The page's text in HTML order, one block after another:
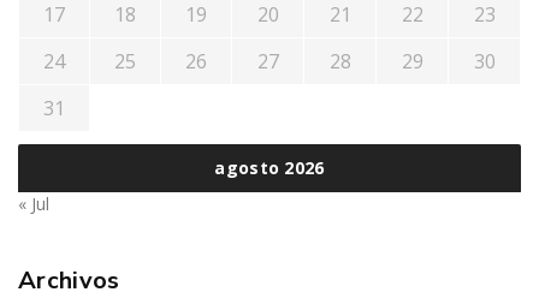
agosto 2026
17
18 19 20 21 22
23
24
25 26 27 28 29
30
31
« Jul
Archivos